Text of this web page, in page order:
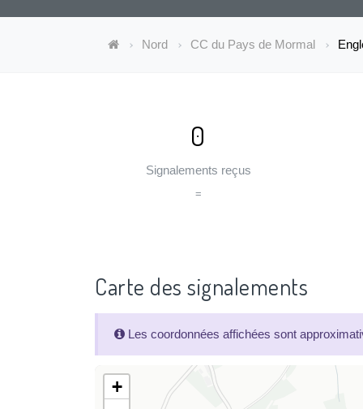
Nord CC du Pays de Mormal
0
Signalements reçus
=
Carte des signalements
Les coordonnées affichées sont
+